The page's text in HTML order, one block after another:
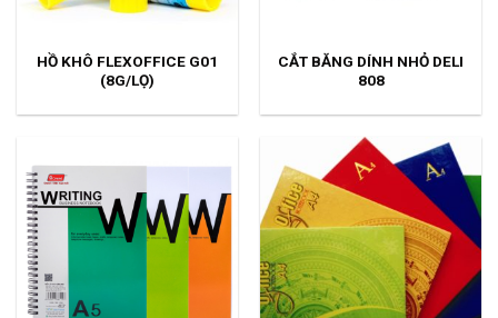
HỒ KHÔ FLEXOFFICE G01
(8G/LỌ)
CẮT BĂNG DÍNH NHỎ DELI
808